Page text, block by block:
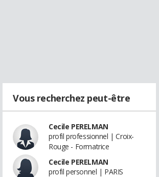
Vous recherchez peut-être
Cecile PERELMAN
profil professionnel | Croix-
Rouge - Formatrice
Cecile PERELMAN
profil personnel | PARIS